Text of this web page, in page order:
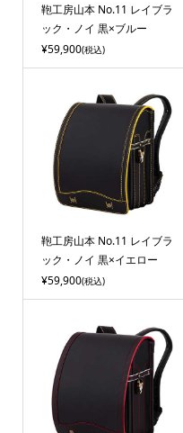
鞄工房山本 No.11 レイブラ
ック・ノイ 黒×ブルー
¥59,900(税込)
鞄工房山本 No.11 レイブラ
ック・ノイ 黒×イエロー
¥59,900(税込)